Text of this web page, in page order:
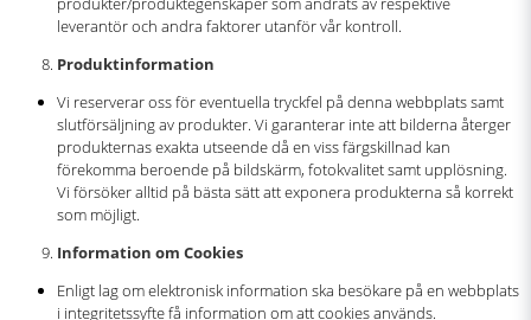
leverantör och andra faktorer utanför vår kontroll.
Produktinformation
Vi reserverar oss för eventuella tryckfel på denna webbplats samt
slutförsäljning av produkter. Vi garanterar inte att bilderna återger
produkternas exakta utseende då en viss färgskillnad kan
förekomma beroende på bildskärm, fotokvalitet samt upplösning.
Vi försöker alltid på bästa sätt att exponera produkterna så korrekt
som möjligt.
Information om Cookies
Enligt lag om elektronisk information ska besökare på en webbplats
i integritetssyfte få information om att cookies används.